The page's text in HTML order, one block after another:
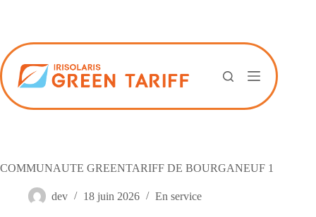
COMMUNAUTE GREENTARIFF DE BOURGANEUF 1
dev 18 juin 2026 En service